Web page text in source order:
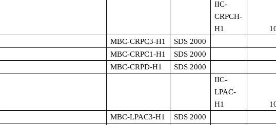
IIC-
CRPCH-
H1
MBC-CRPC3-H1
SDS 2000
MBC-CRPC1-H1
SDS 2000
MBC-CRPD-H1 SDS 2000
IIC-
LPAC-
H1
MBC-LPAC3-H1
SDS 2000